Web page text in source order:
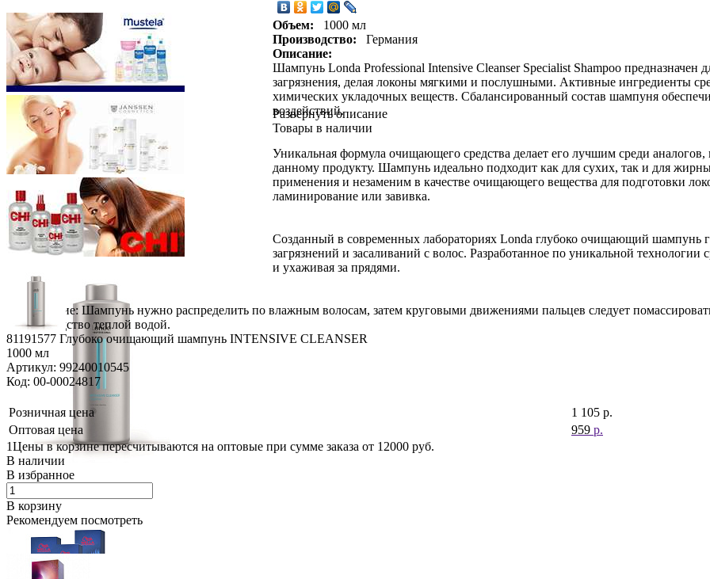
Объем:
1000 мл
Производство:
Германия
Описание:
Шампунь Londa Professional Intensive Cleanser Specialist Shampoo
загрязнения, делая локоны мягкими и послушными. Активные ингредиенты
химических укладочных веществ. Сбалансированный состав шампуня
воздействий.
Уникальная формула очищающего средства делает его лучшим среди
данному продукту. Шампунь идеально подходит как для сухих, так и для
применения и незаменим в качестве очищающего вещества для подготовки
ламинирование или завивка.
Созданный в современных лабораториях Londa глубоко очищающий шампунь
загрязнений и засаливаний с волос. Разработанное по уникальной
и ухаживая за прядями.
Применение: Шампунь нужно распределить по влажным волосам, затем круговыми движениями пальцев следует
смыть средство теплой водой.
Развернуть описание
Товары в наличии
81191577 Глубоко очищающий шампунь INTENSIVE CLEANSER
1000 мл
Артикул: 99240010545
Код: 00-00024817
Розничная цена 1 105 р.
Оптовая цена
959 р.
1Цены в корзине пересчитываются на оптовые при сумме заказа от 12000 руб.
В наличии
В избранное
В корзину
Рекомендуем посмотреть